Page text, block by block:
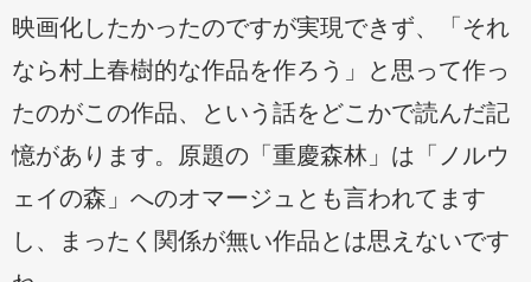
映画化したかったのですが実現できず、「それ
なら村上春樹的な作品を作ろう」と思って作っ
たのがこの作品、という話をどこかで読んだ記
憶があります。原題の「重慶森林」は「ノルウ
ェイの森」へのオマージュとも言われてます
し、まったく関係が無い作品とは思えないです